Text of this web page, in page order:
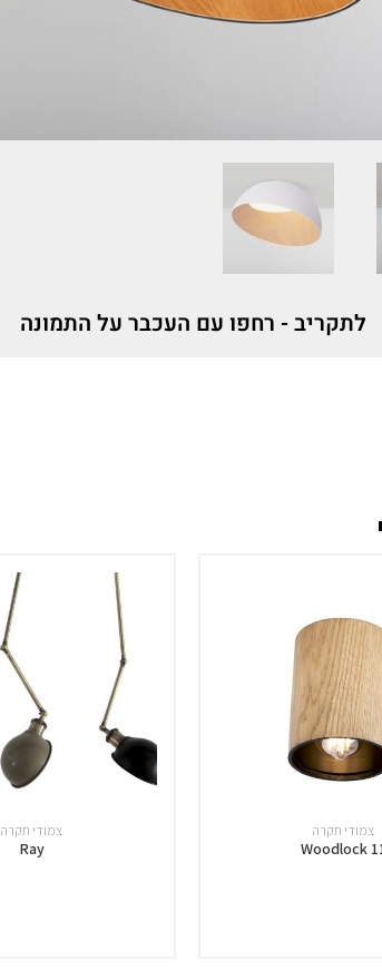
לתקריב - רחפו עם העכבר על התמונה
צמודי תקרה
Woodlock
צמודי תקרה
Ray